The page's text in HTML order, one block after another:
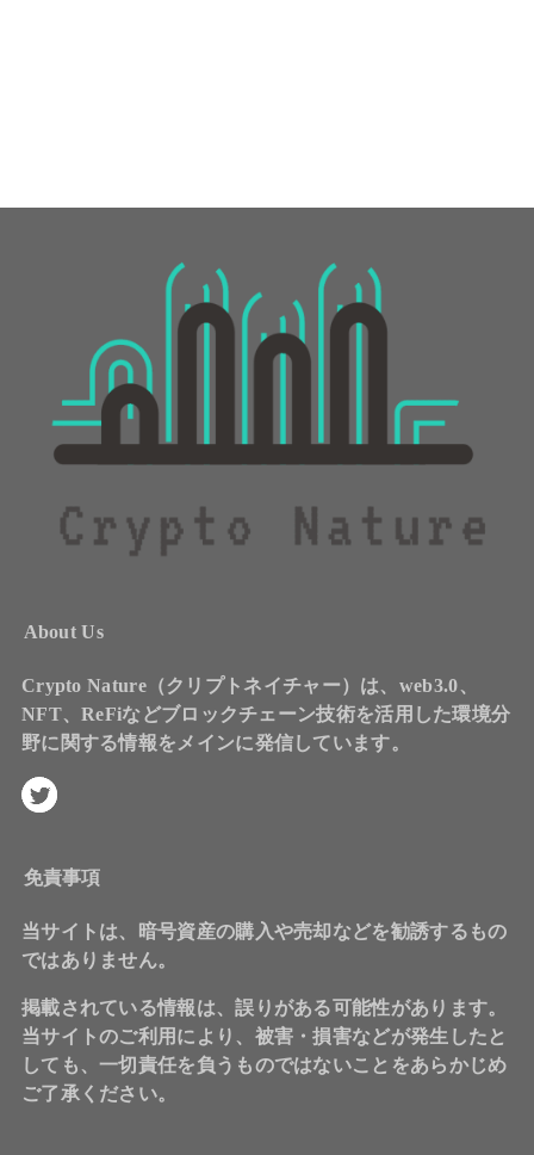
About Us
Crypto Nature（クリプトネイチャー）は、web3.0、
NFT、ReFiなどブロックチェーン技術を活用した環境分
野に関する情報をメインに発信しています。
免責事項
当サイトは、暗号資産の購入や売却などを勧誘するもの
ではありません。
掲載されている情報は、誤りがある可能性があります。
当サイトのご利用により、被害・損害などが発生したと
しても、一切責任を負うものではないことをあらかじめ
ご了承ください。